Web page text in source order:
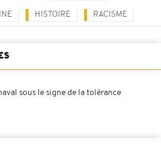
HISTOIRE RACISME
sous le signe de la tolérance